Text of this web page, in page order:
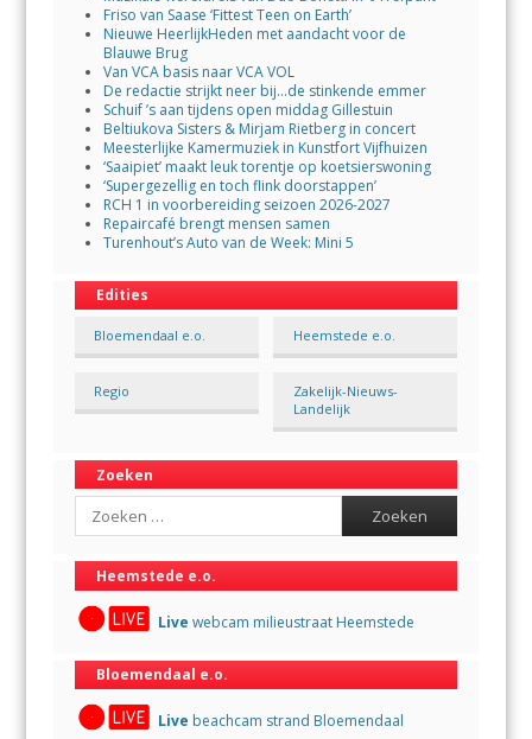
Friso van Saase ‘Fittest Teen on Earth’
Nieuwe HeerlijkHeden met aandacht voor de
Blauwe Brug
Van VCA basis naar VCA VOL
De redactie strijkt neer bij…de stinkende emmer
Schuif ’s aan tijdens open middag Gillestuin
Beltiukova Sisters & Mirjam Rietberg in concert
Meesterlijke Kamermuziek in Kunstfort Vijfhuizen
‘Saaipiet’ maakt leuk torentje op koetsierswoning
‘Supergezellig en toch flink doorstappen’
RCH 1 in voorbereiding seizoen 2026-2027
Repaircafé brengt mensen samen
Turenhout’s Auto van de Week: Mini 5
Edities
Bloemendaal e.o. Heemstede e.o.
Regio
Zakelijk-Nieuws-
Landelijk
Zoeken
Search
Heemstede e.o.
Live webcam milieustraat Heemstede
Bloemendaal e.o.
Live beachcam strand Bloemendaal